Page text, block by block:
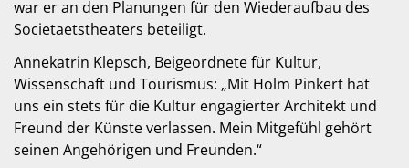
war er an den Planungen für den Wiederaufbau des
Societaetstheaters beteiligt.
Annekatrin Klepsch, Beigeordnete für Kultur,
Wissenschaft und Tourismus: „Mit Holm Pinkert hat
uns ein stets für die Kultur engagierter Architekt und
Freund der Künste verlassen. Mein Mitgefühl gehört
seinen Angehörigen und Freunden.“